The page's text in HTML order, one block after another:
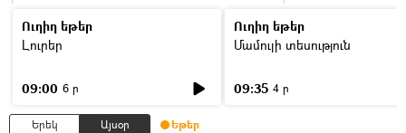
Ուղիղ եթեր
Լուրեր
09:00 6 ր
Ուղիղ եթեր
Մամուլի տեսություն
09:35 4 ր
Երեկ Այսօր Եթեր